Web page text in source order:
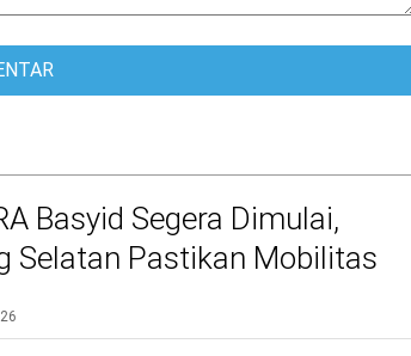
Basyid Segera Dimulai,
Selatan Pastikan Mobilitas